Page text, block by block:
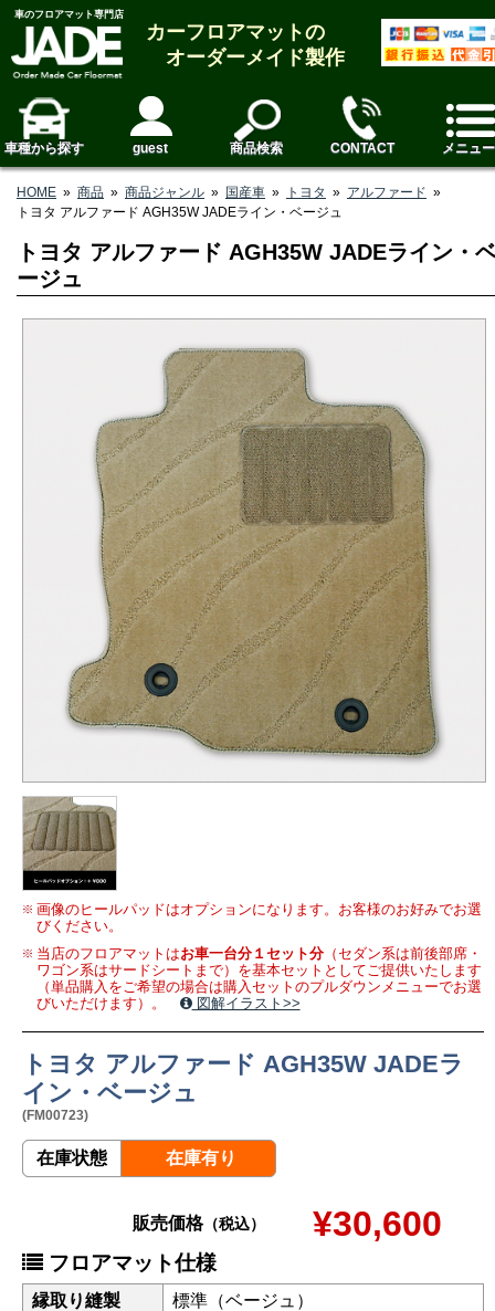
車のフロアマット専門店
カーフロアマットの
オーダーメイド製作
車種から探す guest 商品検索 CONTACT メニュー
HOME » 商品 » 商品ジャンル » 国産車 » トヨタ » アルファード »
トヨタ アルファード AGH35W JADEライン・ベージュ
トヨタ アルファード AGH35W JADEライン・
ージュ
画像のヒールパッドはオプションになります。お客様のお好みでお選
びください。
当店のフロアマットはお車一台分１セット分（セダン系は前後部席・
ワゴン系はサードシートまで）を基本セットとしてご提供いたします
（単品購入をご希望の場合は購入セットのプルダウンメニューでお選
びいただけます）。
図解イラスト>>
トヨタ アルファード AGH35W JADEラ
イン・ベージュ
(FM00723)
在庫状態 在庫有り
販売価格（税込） ¥30,600
フロアマット仕様
縁取り縫製
標準（ベージュ）